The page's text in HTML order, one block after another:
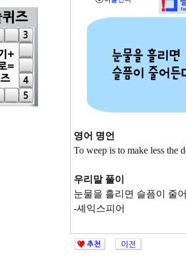
영어 명언
To weep is to make less the
우리말 풀이
눈물을 흘리면 슬픔이 줄
-셰익스피어